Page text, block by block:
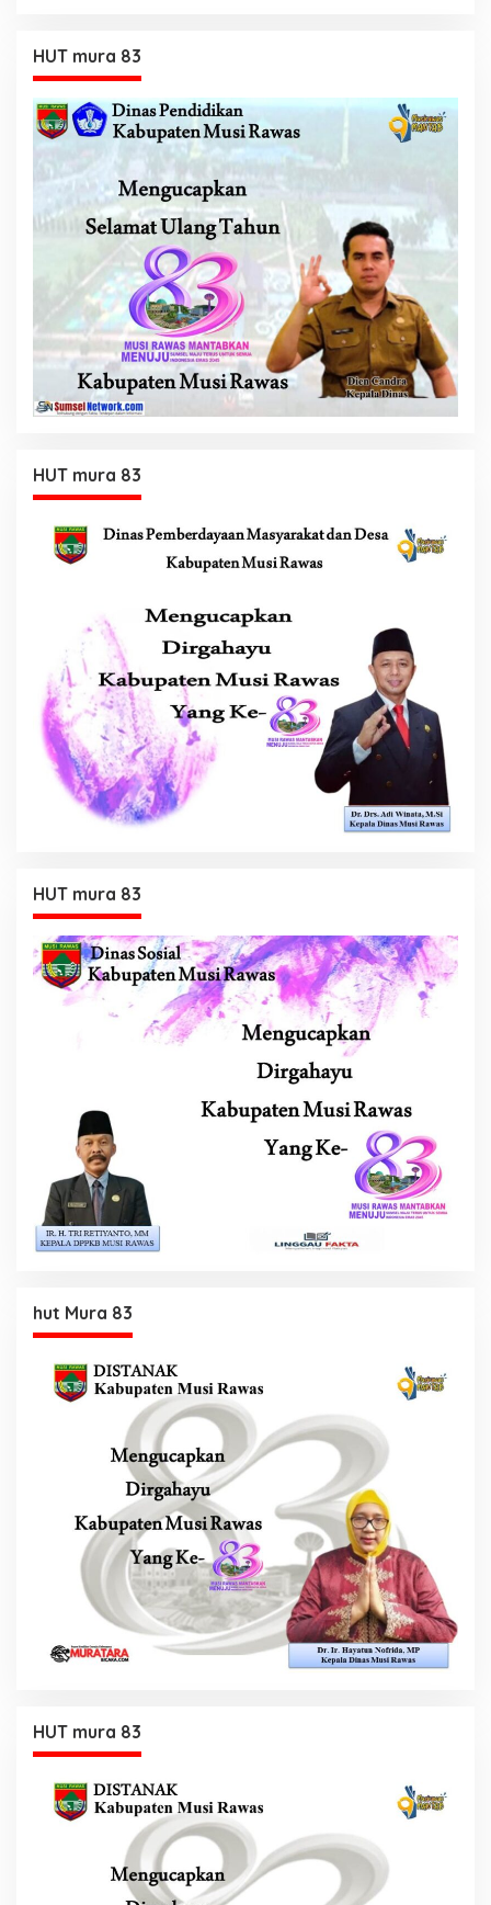
HUT mura 83
HUT mura 83
HUT mura 83
hut Mura 83
HUT mura 83